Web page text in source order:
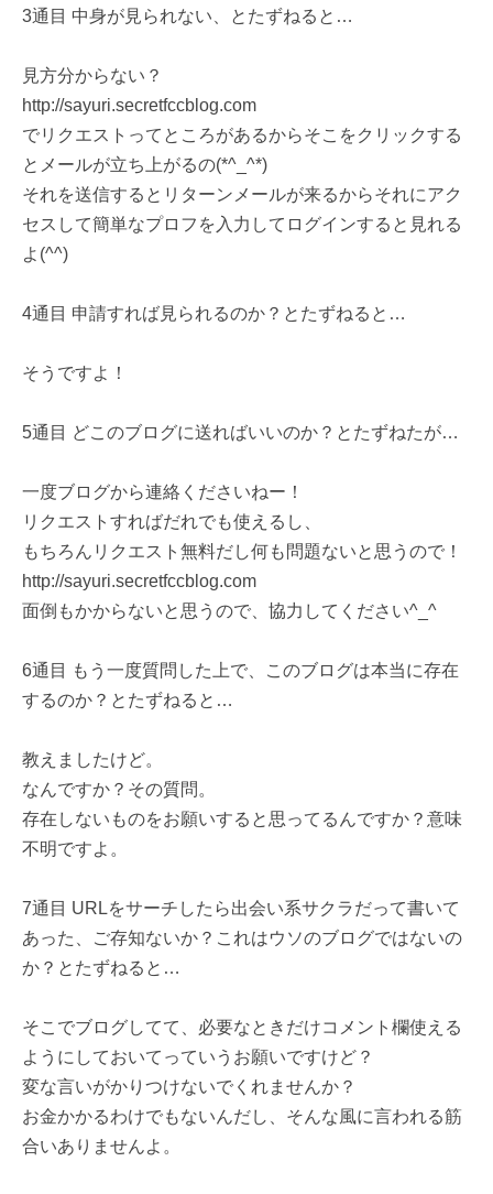
3通目 中身が見られない、とたずねると…
見方分からない？
http://sayuri.secretfccblog.com
でリクエストってところがあるからそこをクリックする
とメールが立ち上がるの(*^_^*)
それを送信するとリターンメールが来るからそれにアク
セスして簡単なプロフを入力してログインすると見れる
よ(^^)
4通目 申請すれば見られるのか？とたずねると…
そうですよ！
5通目 どこのブログに送ればいいのか？とたずねたが…
一度ブログから連絡くださいねー！
リクエストすればだれでも使えるし、
もちろんリクエスト無料だし何も問題ないと思うので！
http://sayuri.secretfccblog.com
面倒もかからないと思うので、協力してください^_^
6通目 もう一度質問した上で、このブログは本当に存在
するのか？とたずねると…
教えましたけど。
なんですか？その質問。
存在しないものをお願いすると思ってるんですか？意味
不明ですよ。
7通目 URLをサーチしたら出会い系サクラだって書いて
あった、ご存知ないか？これはウソのブログではないの
か？とたずねると…
そこでブログしてて、必要なときだけコメント欄使える
ようにしておいてっていうお願いですけど？
変な言いがかりつけないでくれませんか？
お金かかるわけでもないんだし、そんな風に言われる筋
合いありませんよ。